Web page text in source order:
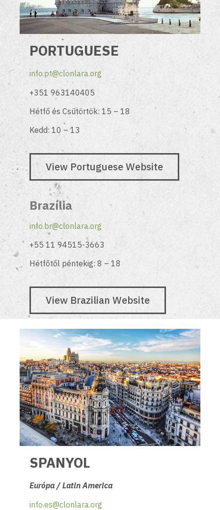
PORTUGUESE
info.pt@clonlara.org
+351 963140405
Hétfő és Csütörtök: 15 – 18
Kedd: 10 – 13
View Portuguese Website
Brazília
info.br@clonlara.org
+55 11 94515-3663
Hétfőtől péntekig: 8 – 18
View Brazilian Website
SPANYOL
Európa / Latin America
info.es@clonlara.org